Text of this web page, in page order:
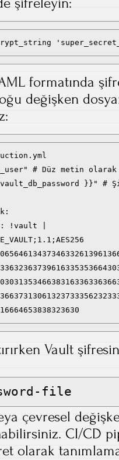
formatında
değişken
# Düz metin olarak
}}" #
!vault |
Vault
file
çevresel
CI/CD
olarak